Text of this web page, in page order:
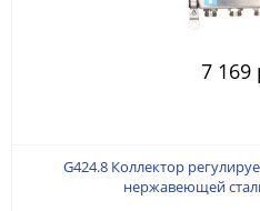
7 169
G424.8 Коллектор
нержавеющей